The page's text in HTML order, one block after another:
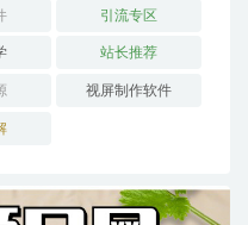
引流专区
站长推荐
视屏制作软件